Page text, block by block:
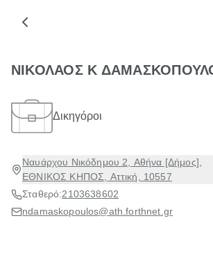
ΝΙΚΟΛΑΟΣ Κ
Δικηγόροι
Ναυάρχου Νικόδημου 2, Αθήνα [Δήμος],
ΕΘΝΙΚΟΣ ΚΗΠΟΣ, Αττική, 10557
Σταθερό:2103638602
ndamaskopoulos@ath.forthnet.gr